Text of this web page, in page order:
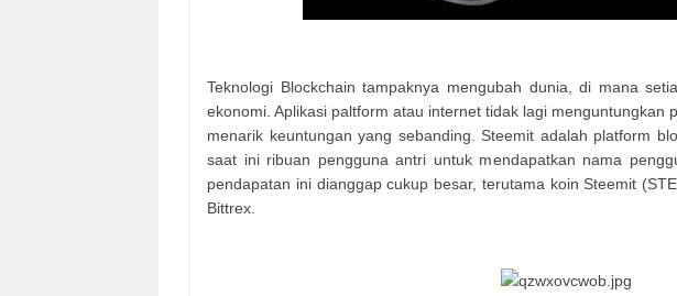
Teknologi Blockchain tampaknya mengubah dunia, di mana
ekonomi. Aplikasi paltform atau internet tidak lagi menguntungkan
menarik keuntungan yang sebanding. Steemit adalah platform
saat ini ribuan pengguna antri untuk mendapatkan nama
pendapatan ini dianggap cukup besar, terutama koin Steemit
Bittrex.